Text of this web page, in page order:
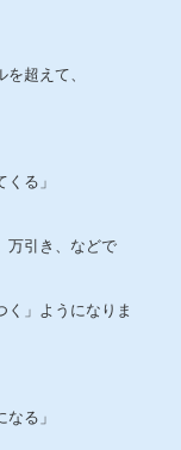
超えて、
る」
万引き、などで
く」ようになりま
る」